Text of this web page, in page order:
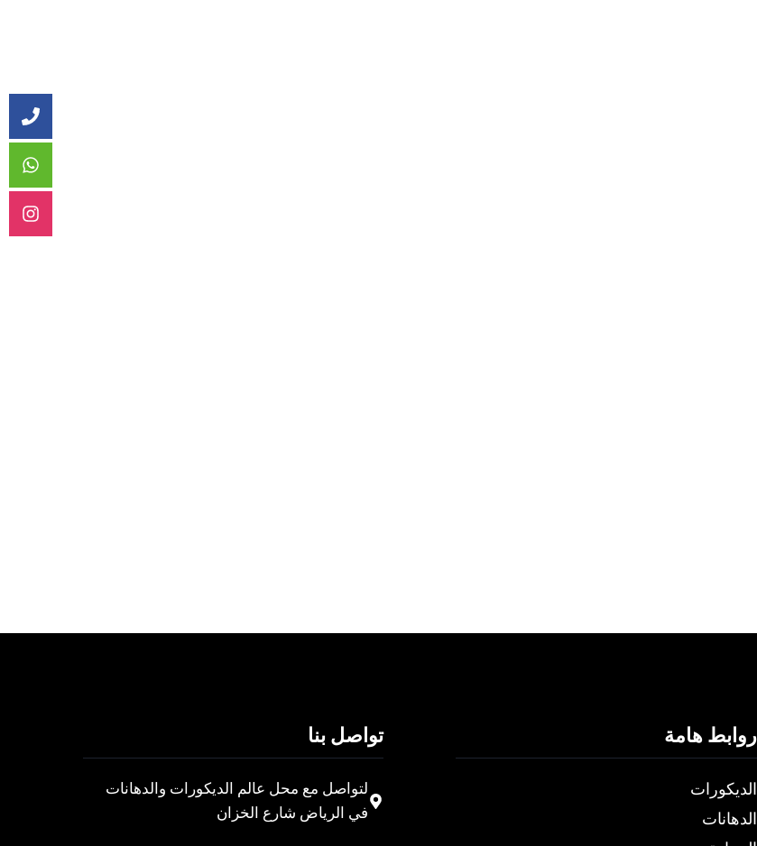
روابط هامة
الديكورات
الدهانات
تواصل بنا
لتواصل مع محل عالم الديكورات والدهانات
في الرياض شارع الخزان